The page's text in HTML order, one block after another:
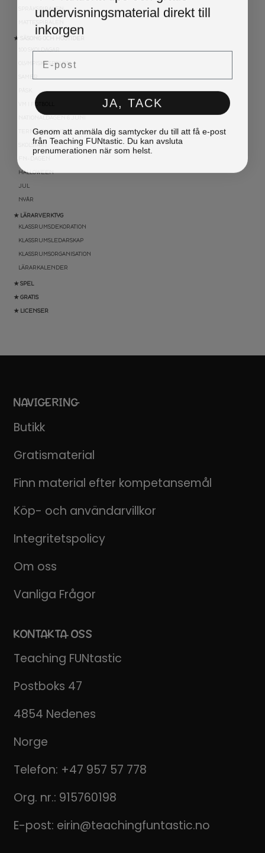
SPRÅKSPIRALEN
★ SÄSONG OCH HÖGTIDER
100 SKOLDAGAR
OLYMPISKA SPELEN
VM I FOTBOLL
TERMINSAVSLUT
SKOLSTART
HALLOWEEN
JUL
NYÅR
★ LÄRARVERKTYG
KLASSRUMSDEKORATION
KLASSRUMSLEDARSKAP
KLASSRUMSORGANISATION
LÄRARKALENDER
★ SPEL
★ GRATIS
★ LICENSER
NAVIGERING
Butikk
Gratismaterial
Finn material efter kompetansemål
Köp- och användarvillkor
Integritetspolicy
Om oss
Vanliga Frågor
KONTAKTA OSS
Teaching FUNtastic
Postboks 47
4854 Nedenes
Norge
Telefon: +47 957 57 778
Org. nr.: 915760198
E-post: eirin@teachingfuntastic.no
undervisningsmaterial direkt till
inkorgen
Email
JA, TACK
Genom att anmäla dig samtycker du till att få e-post
från Teaching FUNtastic. Du kan avsluta
prenumerationen när som helst.